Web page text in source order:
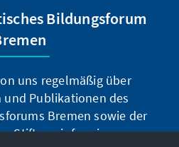
Bildungsforum
uns regelmäßig über
und Publikationen des
Bremen sowie der
Stiftung informieren.